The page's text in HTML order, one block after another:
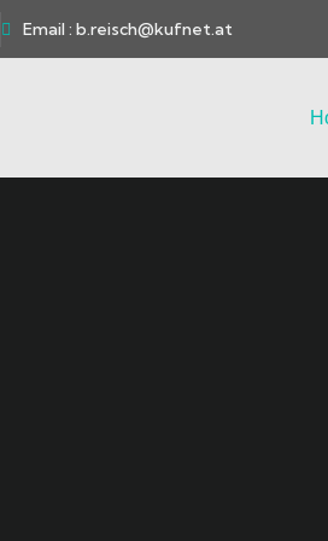
Email : b.reisch@kufnet.at